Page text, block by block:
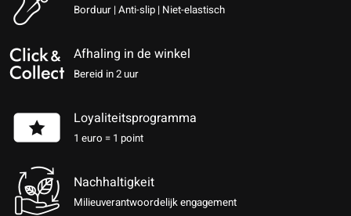
Borduur | Anti-slip | Niet-elastisch
Afhaling in de winkel
Bereid in 2 uur
Loyaliteitsprogramma
1 euro = 1 point
Nachhaltigkeit
Milieuverantwoordelijk engagement